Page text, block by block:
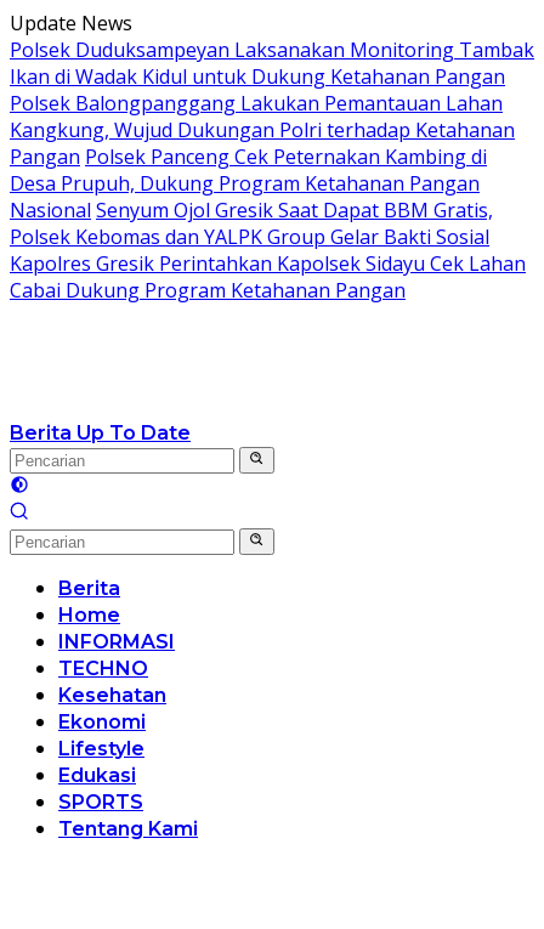
Langsung
ke
konten
Update News
Polsek Duduksampeyan Laksanakan Monitoring Tambak
Ikan di Wadak Kidul untuk Dukung Ketahanan Pangan
Polsek Balongpanggang Lakukan Pemantauan Lahan
Kangkung, Wujud Dukungan Polri terhadap Ketahanan
Pangan Polsek Panceng Cek Peternakan Kambing di
Desa Prupuh, Dukung Program Ketahanan Pangan
Nasional Senyum Ojol Gresik Saat Dapat BBM Gratis,
Polsek Kebomas dan YALPK Group Gelar Bakti Sosial
Kapolres Gresik Perintahkan Kapolsek Sidayu Cek Lahan
Cabai Dukung Program Ketahanan Pangan
Berita Up To Date
Berita
Home
INFORMASI
TECHNO
Kesehatan
Ekonomi
Lifestyle
Edukasi
SPORTS
Tentang Kami